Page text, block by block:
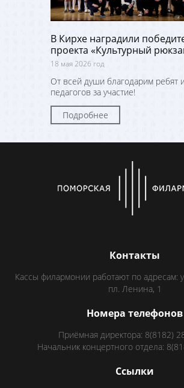
В Кирхе наградили
проекта «Культурный
18 мая 2026 год
От всей души благодарим ребят
педагогов за участие!
Подробнее
Контакты
Кассы филармонии работают по адресам:
пл. Ленина, 1
Номера телефонов
Приёмная директора: 8(8182)
Начальник концертного отдела:
Ссылки